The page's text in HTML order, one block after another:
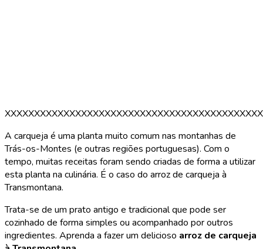
A carqueja é uma planta muito comum nas montanhas de
Trás-os-Montes (e outras regiões portuguesas). Com o
tempo, muitas receitas foram sendo criadas de forma a utilizar
esta planta na culinária. É o caso do arroz de carqueja à
Transmontana.
Trata-se de um prato antigo e tradicional que pode ser
cozinhado de forma simples ou acompanhado por outros
ingredientes. Aprenda a fazer um delicioso arroz de carqueja